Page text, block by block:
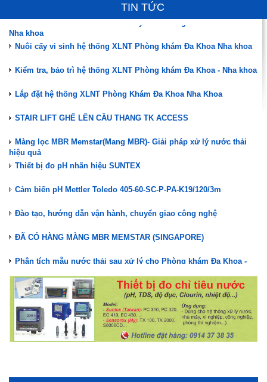
TIN TỨC
Phân tích mẫu nước thải sau xử lý cho Phòng khám Đa Khoa -
Nha khoa
Nuôi cấy vi sinh hệ thống XLNT Phòng khám Đa Khoa Nha khoa
Kiểm tra, bảo trì hệ thống XLNT Phòng khám Đa Khoa - Nha khoa
Lắp đặt hệ thống XLNT Phòng Khám Đa Khoa Nha Khoa
STAIR LIFT GHẾ LÊN CẦU THANG TK ACCESS
Màng lọc MBR Memstar(Mang MBR)- Giải pháp xử lý nước thải
hiệu quả
Thiết bị đo pH nhãn hiệu SUNTEX
Cảm biến pH Mettler Toledo 405-60-SC-P-PA-K19/120/3m
Đào tạo, hướng dẫn vận hành, chuyển giao công nghệ
ĐÃ CÓ HÀNG MÀNG MBR MEMSTAR (SINGAPORE)
Phân tích mẫu nước thải sau xử lý cho Phòng khám Đa Khoa -
Nuôi cấy vi sinh hệ thống XLNT Phòng khám Đa Khoa Nha khoa
Kiểm tra, bảo trì hệ thống XLNT Phòng khám Đa Khoa - Nha khoa
Lắp đặt hệ thống XLNT Phòng Khám Đa Khoa Nha Khoa
Màng lọc MBR Memstar(Mang MBR)- Giải pháp xử lý nước thải